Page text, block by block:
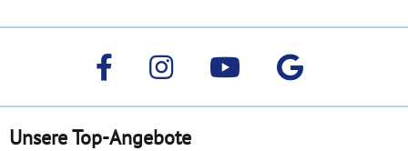
Unsere Top-Angebote